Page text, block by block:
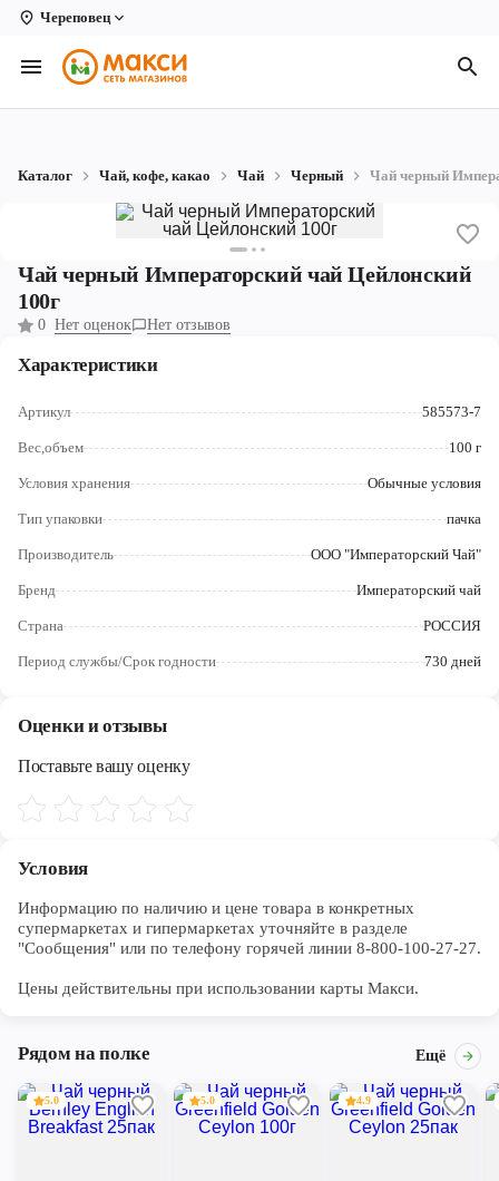
Череповец
Вологда
Архангельск
Коряжма
Котлас
Новодвинск
Рыбинск
Ярославль
Каталог Чай, кофе, какао Чай Черный Чай черный
Чай черный Императорский чай Цейлонский
100г
0 Нет оценок Нет отзывов
Характеристики
Артикул 585573-7
Вес,объем 100 г
Условия хранения Обычные условия
Тип упаковки пачка
Производитель ООО "Императорский Чай"
Бренд Императорский чай
Страна РОССИЯ
Период службы/Срок годности 730 дней
Оценки и отзывы
Поставьте вашу оценку
Условия
Информацию по наличию и цене товара в конкретных
супермаркетах и гипермаркетах уточняйте в разделе
"Сообщения" или по телефону горячей линии 8-800-100-27-27.
Цены действительны при использовании карты Макси.
Рядом на полке Ещё
5.0 5.0 4.9